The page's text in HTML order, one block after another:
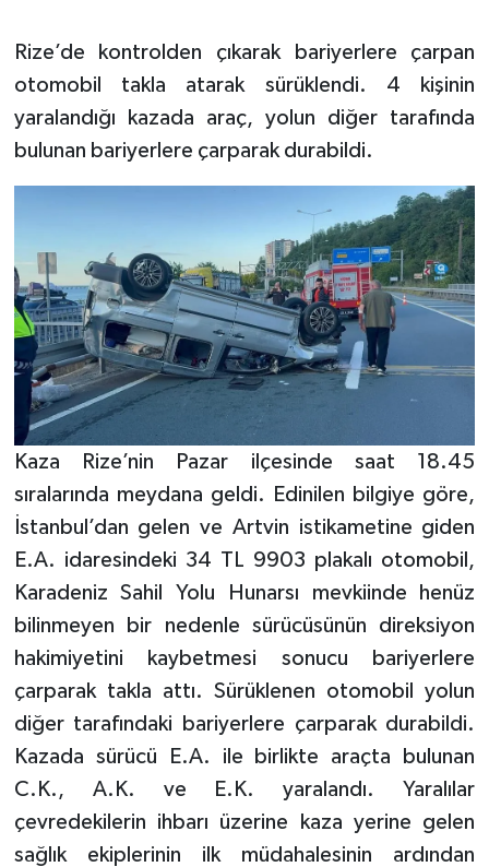
Rize’de kontrolden çıkarak bariyerlere çarpan
otomobil takla atarak sürüklendi. 4 kişinin
yaralandığı kazada araç, yolun diğer tarafında
bulunan bariyerlere çarparak durabildi.
Kaza Rize’nin Pazar ilçesinde saat 18.45
sıralarında meydana geldi. Edinilen bilgiye göre,
İstanbul’dan gelen ve Artvin istikametine giden
E.A. idaresindeki 34 TL 9903 plakalı otomobil,
Karadeniz Sahil Yolu Hunarsı mevkiinde henüz
bilinmeyen bir nedenle sürücüsünün direksiyon
hakimiyetini kaybetmesi sonucu bariyerlere
çarparak takla attı. Sürüklenen otomobil yolun
diğer tarafındaki bariyerlere çarparak durabildi.
Kazada sürücü E.A. ile birlikte araçta bulunan
C.K., A.K. ve E.K. yaralandı. Yaralılar
çevredekilerin ihbarı üzerine kaza yerine gelen
sağlık ekiplerinin ilk müdahalesinin ardından
Gayrimenkul
GENEL
HABERDE İNSAN
İNSAN
İş Dünyası
Jandarma
Kadın
KÜLTÜR SANAT
MAGAZİN
Otomobil
POLİTİKA
Sağlık